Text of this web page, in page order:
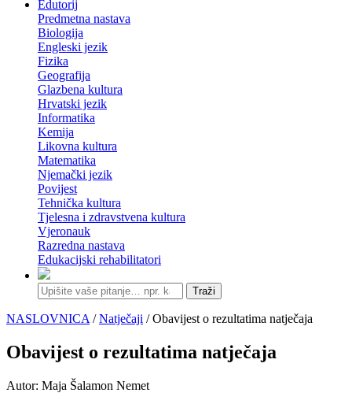
Edutorij
Predmetna nastava
Biologija
Engleski jezik
Fizika
Geografija
Glazbena kultura
Hrvatski jezik
Informatika
Kemija
Likovna kultura
Matematika
Njemački jezik
Povijest
Tehnička kultura
Tjelesna i zdravstvena kultura
Vjeronauk
Razredna nastava
Edukacijski rehabilitatori
Traži
NASLOVNICA /Natječaji / Obavijest o rezultatima natječaja
Obavijest o rezultatima natječaja
Autor: Maja Šalamon Nemet